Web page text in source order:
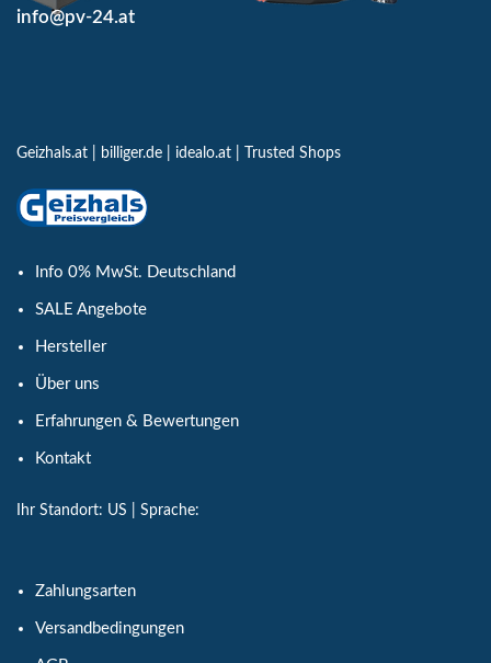
info@pv-24.at
Geizhals.at billiger.de idealo.at Trusted Shops
Info 0% MwSt. Deutschland
SALE Angebote
Hersteller
Über uns
Erfahrungen & Bewertungen
Kontakt
Ihr Standort: US | Sprache:
Zahlungsarten
Versandbedingungen